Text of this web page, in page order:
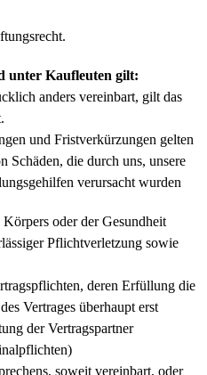
unter Kaufleuten gilt:
anders vereinbart, gilt das
und Fristverkürzungen gelten
Schäden, die durch uns, unsere
verursacht wurden
Körpers oder der Gesundheit
Pflichtverletzung sowie
deren Erfüllung die
Vertrages überhaupt erst
der Vertragspartner
soweit vereinbart, oder